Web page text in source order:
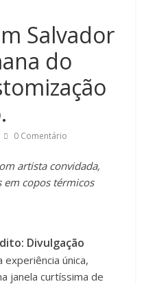
Salvador
do
0 Comentário
artista convidada,
em copos térmicos
Divulgação
única,
janela curtíssima de